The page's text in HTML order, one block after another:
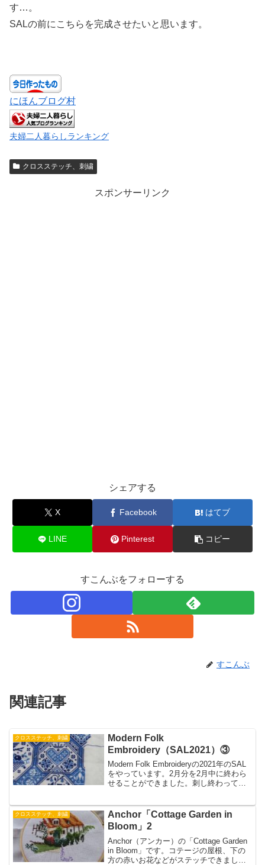
す…。
SALの前にこちらを完成させたいと思います。
にほんブログ村
夫婦二人暮らしランキング
クロスステッチ、刺繍
スポンサーリンク
シェアする
X Facebook はてブ
LINE Pinterest コピー
すこんぶをフォローする
すこんぶ
関連記事
クロスステッチ、刺繍
Modern Folk
Embroidery（SAL2021）③
Modern Folk Embroideryの2021年のSAL
をやっています。2月分を2月中に終わら
せることができました。刺し終わってか
糸切り用のハサミ欲しくなりました。
クロスステッチ、刺繍
Anchor「Cottage Garden in
Bloom」2
Anchor（アンカー）の「Cottage Garden
in Bloom」です。コテージの屋根、下の
方の赤いお花などがステッチできまし